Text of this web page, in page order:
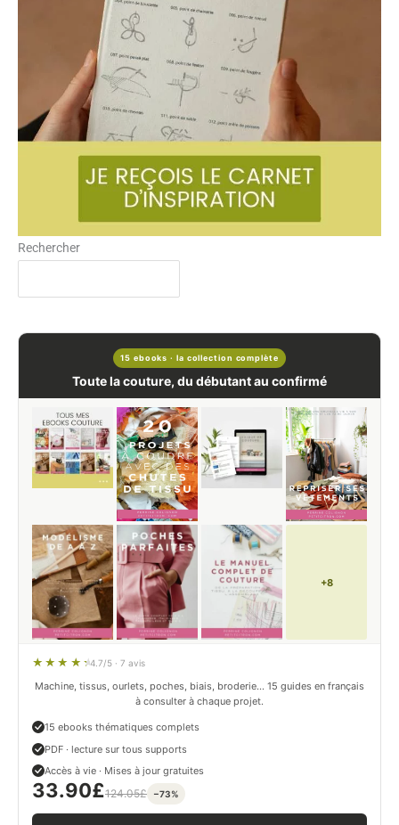
Rechercher
15 ebooks · la collection complète
Toute la couture, du débutant au confirmé
+8
4.7/5 · 7 avis
Machine, tissus, ourlets, poches, biais, broderie… 15 guides en français
à consulter à chaque projet.
15 ebooks thématiques complets
PDF · lecture sur tous supports
Accès à vie · Mises à jour gratuites
33.90£124.05£ −73%